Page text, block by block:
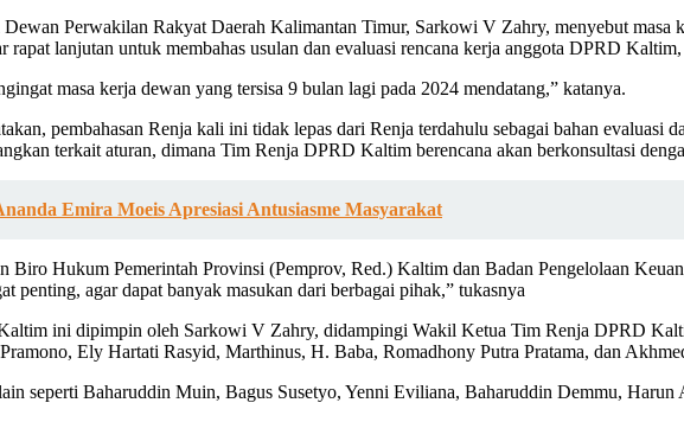
Perwakilan Rakyat Daerah Kalimantan Timur, Sarkowi V Zahry, menyebut masa
lanjutan untuk membahas usulan dan evaluasi rencana kerja anggota DPRD
masa kerja dewan yang tersisa 9 bulan lagi pada 2024 mendatang,” katanya.
pembahasan Renja kali ini tidak lepas dari Renja terdahulu sebagai bahan evaluasi
terkait aturan, dimana Tim Renja DPRD Kaltim berencana akan berkonsultasi
Emira Moeis Apresiasi Antusiasme Masyarakat
Biro Hukum Pemerintah Provinsi (Pemprov, Red.) Kaltim dan Badan Pengelolaan
penting, agar dapat banyak masukan dari berbagai pihak,” tukasnya
ini dipimpin oleh Sarkowi V Zahry, didampingi Wakil Ketua Tim Renja DPRD
Ely Hartati Rasyid, Marthinus, H. Baba, Romadhony Putra Pratama, dan
seperti Baharuddin Muin, Bagus Susetyo, Yenni Eviliana, Baharuddin Demmu,